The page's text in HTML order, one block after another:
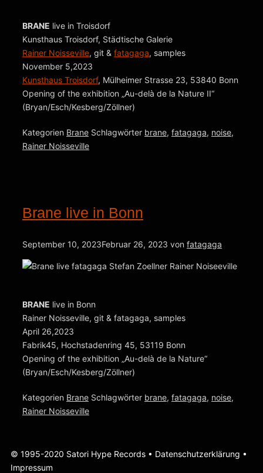
BRANE live in Troisdorf
Kunsthaus Troisdorf, Städtische Galerie
Rainer Noisseville, git & fatagaga, samples
November 5,2023
Kunsthaus Troisdorf, Mülheimer Strasse 23, 53840 Bonn
Opening of the exhibition „Au-delà de la Nature II“
(Bryan/Esch/Kesberg/Zöllner)
Kategorien Brane Schlagwörter brane, fatagaga, noise,
Rainer Noisseville
Brane live in Bonn
September 10, 2023Februar 26, 2023 von fatagaga
BRANE live in Bonn
Rainer Noisseville, git & fatagaga, samples
April 26,2023
Fabrik45, Hochstadenring 45, 53119 Bonn
Opening of the exhibition „Au-delà de la Nature“
(Bryan/Esch/Kesberg/Zöllner)
Kategorien Brane Schlagwörter brane, fatagaga, noise,
Rainer Noisseville
© 1995-2020 Satori Hype Records • Datenschutzerklärung •
Impressum